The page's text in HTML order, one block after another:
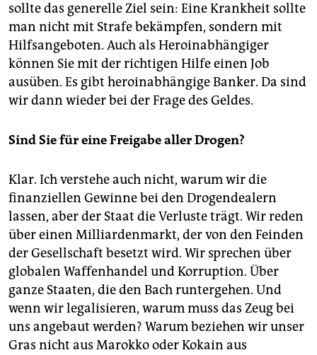
sollte das generelle Ziel sein: Eine Krankheit sollte
man nicht mit Strafe bekämpfen, sondern mit
Hilfsangeboten. Auch als Heroinabhängiger
können Sie mit der richtigen Hilfe einen Job
ausüben. Es gibt heroinabhängige Banker. Da sind
wir dann wieder bei der Frage des Geldes.
Sind Sie für eine Freigabe aller Drogen?
Klar. Ich verstehe auch nicht, warum wir die
finanziellen Gewinne bei den Drogendealern
lassen, aber der Staat die Verluste trägt. Wir reden
über einen Milliardenmarkt, der von den Feinden
der Gesellschaft besetzt wird. Wir sprechen über
globalen Waffenhandel und Korruption. Über
ganze Staaten, die den Bach runtergehen. Und
wenn wir legalisieren, warum muss das Zeug bei
uns angebaut werden? Warum beziehen wir unser
Gras nicht aus Marokko oder Kokain aus